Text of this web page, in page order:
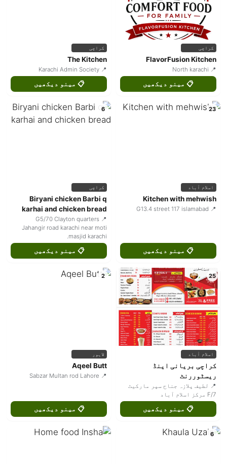
کراچی
FlavorFusion Kitchen
📍 North karachi
📋 مینو دیکھیں
کراچی
The Kitchen
📍 Karachi Admin Society
📋 مینو دیکھیں
23
اسلام آباد
Kitchen with mehwish
📍 G13.4 street 117 islamabad
📋 مینو دیکھیں
6
کراچی
Biryani chicken Barbi q
karhai and chicken bread
📍 G5/70 Clayton quarters
Jahangir road karachi near moti
masjid karachi.
📋 مینو دیکھیں
25
اسلام آباد
کراچی بریانی اینڈ
ریسٹوررنٹ
📍 لطیف پلازہ جناح سپر مارکیٹ
F/7 مرکز اسلام آباد
📋 مینو دیکھیں
2
لاہور
Aqeel Butt
📍 Sabzar Multan rod Lahore
📋 مینو دیکھیں
6